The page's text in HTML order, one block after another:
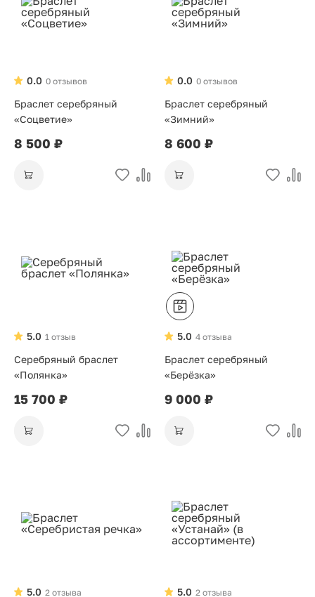
0 отзывов
0.0
Браслет серебряный
«Соцветие»
8 500 ₽
0 отзывов
0.0
Браслет серебряный
«Зимний»
8 600 ₽
1 отзыв
5.0
Серебряный браслет
«Полянка»
15 700 ₽
4 отзыва
5.0
Браслет серебряный
«Берёзка»
9 000 ₽
2 отзыва
5.0 2 отзыва
5.0